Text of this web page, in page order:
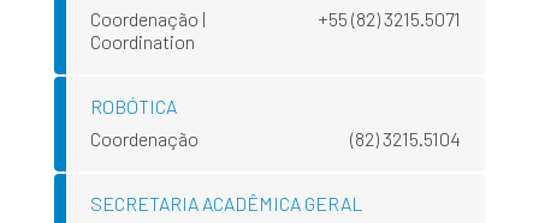
Coordenação |
Coordination
+55 (82) 3215.5071
ROBÓTICA
Coordenação
(82) 3215.5104
SECRETARIA ACADÊMICA GERAL